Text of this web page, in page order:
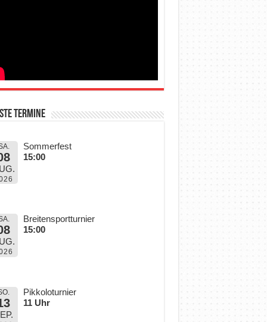
Termine
Sommerfest
15:00
Breitensportturnier
15:00
Pikkoloturnier
11 Uhr